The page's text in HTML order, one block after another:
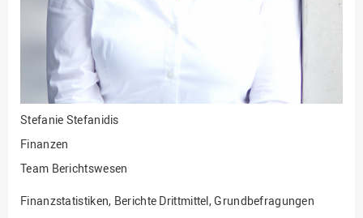
strategie
Innenrevision
Institut für Musik
IT Service Center
Kommunikation und
Marketing
Personal
Stefanie Stefanidis
Finanzen
Team Berichtswesen
Finanzstatistiken, Berichte Drittmittel, Grundbefragungen